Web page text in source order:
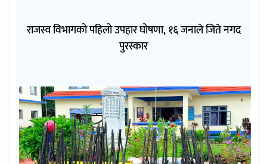
राजस्व विभागको पहिलो उपहार घोषणा, १६ जनाले जिते नगद
पुरस्कार